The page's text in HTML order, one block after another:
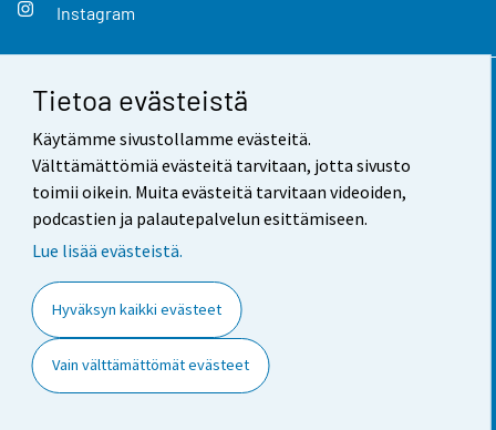
Tietoa evästeistä
Käytämme sivustollamme evästeitä.
Välttämättömiä evästeitä tarvitaan, jotta sivusto
toimii oikein. Muita evästeitä tarvitaan videoiden,
podcastien ja palautepalvelun esittämiseen.
Lue lisää evästeistä.
Hyväksyn kaikki evästeet
Vain välttämättömät evästeet
Instagram
Yhteystiedot
Palaute
Käyttöehdot
Saavutettavuus
Tietoa sivustosta
Evästeasetukset